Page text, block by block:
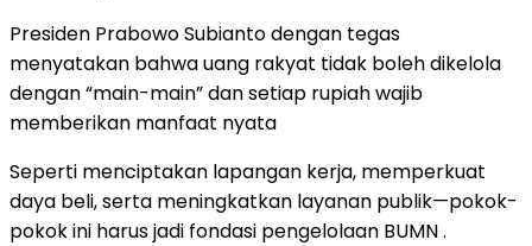
Presiden Prabowo Subianto dengan tegas
menyatakan bahwa uang rakyat tidak boleh dikelola
dengan “main-main” dan setiap rupiah wajib
memberikan manfaat nyata
Seperti menciptakan lapangan kerja, memperkuat
daya beli, serta meningkatkan layanan publik—pokok-
pokok ini harus jadi fondasi pengelolaan BUMN .